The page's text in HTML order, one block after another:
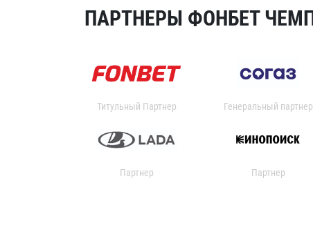
ПАРТНЕРЫ ФОНБЕТ
Титульный Партнер Генеральный партнер
Партнер Партнер